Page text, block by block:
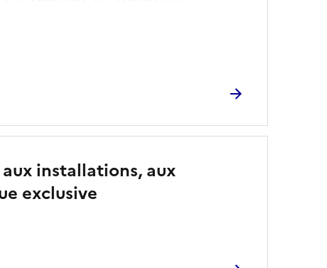
installations, aux
exclusive